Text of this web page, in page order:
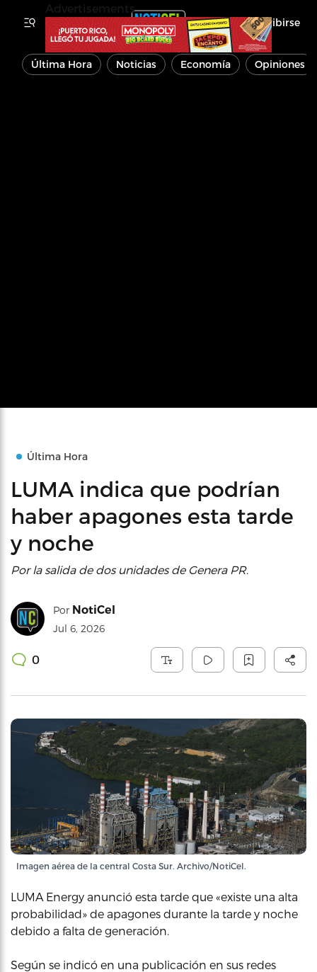
Inscribirse
Última Hora Noticias Economía Opiniones
Última Hora
LUMA indica que podrían
haber apagones esta tarde
y noche
Por la salida de dos unidades de Genera PR.
Por NotiCel
Jul 6, 2026
0
Imagen aérea de la central Costa Sur. Archivo/NotiCel.
LUMA Energy anunció esta tarde que «existe una alta
probabilidad» de apagones durante la tarde y noche
debido a falta de generación.
Según se indicó en una publicación en sus redes
Advertisements